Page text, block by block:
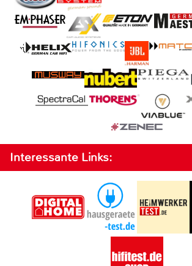
Interessante Links: